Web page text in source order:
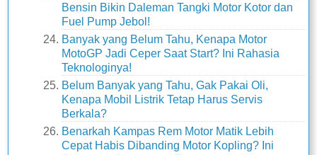
Bensin Bikin Daleman Tangki Motor Kotor dan
Fuel Pump Jebol!
Banyak yang Belum Tahu, Kenapa Motor
MotoGP Jadi Ceper Saat Start? Ini Rahasia
Teknologinya!
Belum Banyak yang Tahu, Gak Pakai Oli,
Kenapa Mobil Listrik Tetap Harus Servis
Berkala?
Benarkah Kampas Rem Motor Matik Lebih
Cepat Habis Dibanding Motor Kopling? Ini